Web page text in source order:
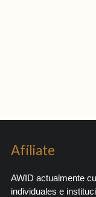
Afíliate
AWID actualmente
individuales e